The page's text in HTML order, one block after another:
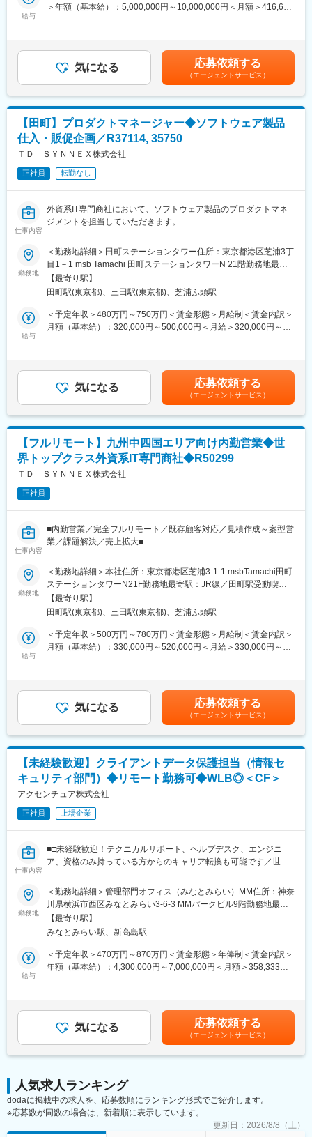
・小売業におけるデジタルマーケティング組織及びオペレーショ
2015年から開始した組織風土改革“Project PRIDE”により、有給取
得率は84％、女性比率も30.4％へ増加。離職率が半減し、残業時
間減少等改善が進んでいます。制度面では「18時以降の会議原則
を実施。仕事とプライベートともに充実させ、生産性向上を生む
ツール共有・活用を奨励する等の意識向上に繋がっています。
変更の範囲：会社の定める業務
く“どうしたら新しい顧客体験を提供できるのか”という点でサービ
◆業務内容
サービスとユーザーとのあらゆるタッチポイントを捉え、構想か
結びつけ、「あるべき未来」を設計し、ユーザーの心を動かす体
験へと具現化していきます。
また、AIをはじめとする新しいテクノロジーとの関係性も視野に
入れながら、直感的で寄り添う体験を構築します。
<具体的な業務内容>
・体験コンセプト・UX方針の策定
・情報設計・インタラクション設計
・プロトタイピングと検証
・チームとの共創・合意形成
・継続的な改善と価値向上
■プロジェクト事例：
・化粧品メーカーにおけるマーケティング トランスフォーメーシ
・飲料メーカーにおけるロイヤルティプログラム開発及びアプリ
グロース支援
2015年から開始した組織風土改革“Project PRIDE”により、有給取
得率は84％、女性比率も30.4％へ増加。離職率が半減し、残業時
間減少等改善が進んでいます。制度面では「18時以降の会議原則
禁止」「残業ルール厳格化」「短日短時間勤務制度の導入」など
を実施。仕事とプライベートともに充実させ、生産性向上を生む
ツール共有・活用を奨励する等の意識向上に繋がっています。
変更の範囲：会社の定める業務
給与
＞年額（基本給）：5,000,000円～10,000,000円＜月額＞416,666
給・住宅手当 等賃金はあくまでも目安の金額であり、選考を通
じて上下する可能性があります。月給(月額)は固定手当を含めた表
記です。
気になる 応募依頼する
（エージェントサービス）
【田町】プロダクトマネージャー◆ソフトウェア製品
仕入・販促企画／R37114, 35750
ＴＤ ＳＹＮＮＥＸ株式会社
正社員 転勤なし
仕事内容
外資系IT専門商社において、ソフトウェア製品のプロダクトマネ
ジメントを担当していただきます。
るプロダクトマネージャーです。当社内で該当ベンダー製品のブ
レインとなり、メーカーとの関係維持・強化、販売店への提案を
通じて、会社の売上拡大に貢献していただきます。
また、複数のベンダーを担当するため、ハードウェア（HW）ベン
ダーやソフトウェア（SW）ベンダーとの協業を推進し、本部内で
相乗効果を生み出すことが求められます。さらに、目標達成に向
【具体的な職務内容】
戦略在庫の設定および戦略的価格での仕入れを可能にするための
価格交渉（場合によっては戦略在庫に限らず、発注済み製品の納
期調整も含む）
定期的なメルマガ配信や、当社ECサイトでのバナー掲載による販
促活動
メーカー営業担当との定例会の実施、営業向けセミナーやイベン
トの企画・実施要請 など
・会社売上向上に関する業務
各部署の販売目標を管理し、売上向上を目指した施策の立案・実
製品の価格設定や営業案件対応のサポート（特に戦略的案件に関
する補填額の調整、出荷済み製品への金額補填による純利益率の
向上、純利益シミュレーションの実施）
License更新やメーカー戦略商材、助成金対象製品の社内プロモー
営業からの問い合わせ対応、商品登録、全社アナウンスの作成、
製品チラシの作成 など
買部門との連携による在庫製品の購入要請
部署別コストの可視化を通じた利益改善、販売価格の見直し、利
益改善ロジックの理解と実践
・主な連携部署
営業部門、購買部門（製品の発注や販売プラン設定など）、ファ
イナンス部門（MDF管理、執行可否の相談、価格補填対応など）
変更の範囲：会社の定める業務
勤務地
＜勤務地詳細＞田町ステーションタワー住所：東京都港区芝浦3丁
目1－1 msb Tamachi 田町ステーションタワーN 21階勤務地最寄
駅：JR線／田町駅受動喫煙対策：屋内全面禁煙変更の範囲：会社
の定める事業所（リモートワーク含む）
【最寄り駅】
田町駅(東京都)、三田駅(東京都)、芝浦ふ頭駅
給与
＜予定年収＞480万円～750万円＜賃金形態＞月給制＜賃金内訳＞
月額（基本給）：320,000円～500,000円＜月給＞320,000円～
る場合があります。賃金はあくまでも目安の金額であり、選考を
通じて上下する可能性があります。月給(月額)は固定手当を含めた
表記です。
気になる 応募依頼する
（エージェントサービス）
【フルリモート】九州中四国エリア向け内勤営業◆世
界トップクラス外資系IT専門商社◆R50299
ＴＤ ＳＹＮＮＥＸ株式会社
正社員
仕事内容
■内勤営業／完全フルリモート／既存顧客対応／見積作成～案型営
業／課題解決／売上拡大■
外資系ITディストリビューターで、担当外勤と連携し既存顧客の
成果創出を担うポジション。主体的に学び提案へつなげる行動力
が活きる環境です。
■業務内容
内勤営業として、担当外勤営業やチームメンバーと連携し、中四
国・九州エリアの既存顧客に対する対応を行います。社内の各部
≪具体的な業務内容≫
・アカウントプラン策定、実行と新規案件創出（アウトバウンド
・専門知識を活かした顧客関係、社内外関係者との連携強化
・見積、受注・バックオーダー管理、CRMへの正確な情報登録と
報告
・価格交渉、プロモーション実施、SLA維持およびKPI達成管理
■業務の魅力
・外勤と一体で顧客成果を最大化するため、調整力と提案力を高
められる
・多様なIT商材に触れ、継続的な知識アップデートが業務の質に
・主体的な提案が新規案件化につながり、成果を実感しやすい
■働く環境
外勤5名・内勤4名の体制（計8名）。社内外の関係者と密に連携
■働き方
■キャリアパス
内勤営業として案件推進力と提案力を磨き、取り扱い領域の拡張
やより高度なソリューション提案へ関与。組織成果を牽引する中
■企業魅力
TD SYNNEXは世界規模で展開するITディストリビューター／ソリ
ューションアグリゲーター。約22,000名のIT人材が在籍し、製
品・サービス・ソリューションを提供。グローバルな販売網と協
勤務地
＜勤務地詳細＞本社住所：東京都港区芝浦3-1-1 msbTamachi田町
ステーションタワーN21F勤務地最寄駅：JR線／田町駅受動喫煙
対策：屋内喫煙可能場所あり変更の範囲：会社の定める事業所
（リモートワーク含む）
【最寄り駅】
田町駅(東京都)、三田駅(東京都)、芝浦ふ頭駅
給与
＜予定年収＞500万円～780万円＜賃金形態＞月給制＜賃金内訳＞
月額（基本給）：330,000円～520,000円＜月給＞330,000円～
気になる 応募依頼する
（エージェントサービス）
【未経験歓迎】クライアントデータ保護担当（情報セ
キュリティ部門）◆リモート勤務可◆WLB◎＜CF＞
アクセンチュア株式会社
正社員 上場企業
仕事内容
■□未経験歓迎！テクニカルサポート、ヘルプデスク、エンジニ
ア、資格のみ持っている方からのキャリア転換も可能です／世界
ャリアカウンセラー制度で長期キャリア形成が可能／若手～ベテ
ラン層まで幅広く活躍中□■
【担当業務】
アクセンチュア、クライアント、およびクライアントのクライア
ントに対するビジネスリスクを軽減するために、顧客情報の保護
管理と基準を評価および確立する重要な役割です。主に現場の情
＜業務詳細＞
・情報セキュリティリスク管理策の実施状況の評価（監査）
【研修について】
入社後6か月ほどの研修期間がございます。
また、社内トレーニングが多く、参考書、問題集、受験料も負担
勤務地
＜勤務地詳細＞管理部門オフィス（みなとみらい）MM住所：神奈
川県横浜市西区みなとみらい3-6-3 MMパークビル9階勤務地最寄
駅：みなとみらい線／みなとみらい駅受動喫煙対策：屋内全面禁
煙変更の範囲：会社の定める事業所（リモートワーク含む）
【最寄り駅】
みなとみらい駅、新高島駅
給与
＜予定年収＞470万円～870万円＜賃金形態＞年俸制＜賃金内訳＞
年額（基本給）：4,300,000円～7,000,000円＜月額＞358,333円
通じて上下する可能性があります。月給(月額)は固定手当を含めた
表記です。気になる 応募依頼する
（エージェントサービス）
人気求人ランキング
dodaに掲載中の求人を、応募数順にランキング形式でご紹介します。
※応募数が同数の場合は、新着順に表示しています。
更新日： 2026/8/8（土）